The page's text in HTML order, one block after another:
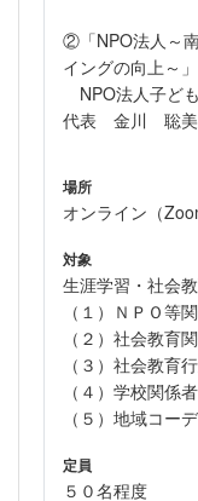
②「NPO法人～
イングの向上～」
NPO法人子ど
代表 金川 聡
場所
オンライン（
対象
生涯学習・社会
（１）ＮＰＯ等
（２）社会教育
（３）社会教育
（４）学校関係者
（５）地域コ
定員
５０名程度